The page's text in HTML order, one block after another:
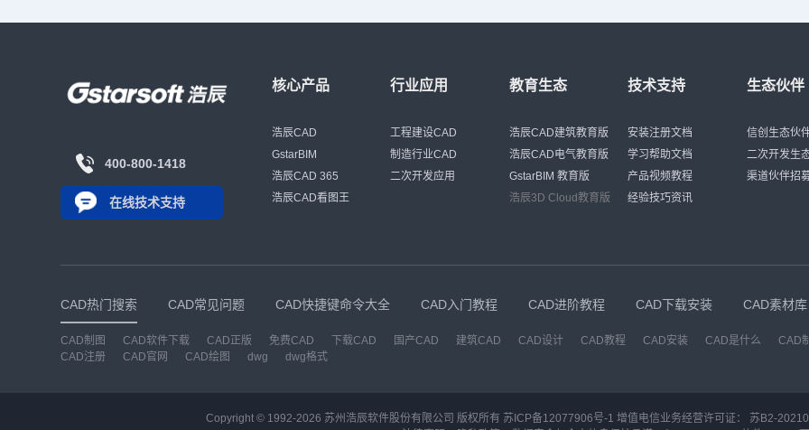
400-800-1418
在线技术支持
核心产品
浩辰CAD
GstarBIM
浩辰CAD 365
浩辰CAD看图王
行业应用
工程建设CAD
制造行业CAD
二次开发应用
教育生态
浩辰CAD建筑教育版
浩辰CAD电气教育版
GstarBIM 教育版
浩辰3D Cloud教育版
技术支持
安装注册文档
学习帮助文档
产品视频教程
经验技巧资讯
生态伙伴
信创生态伙
二次开发生
渠道伙伴招
CAD热门搜索 CAD常见问题 CAD快捷键命令大全 CAD入门教程 CAD进阶教程 CAD下载安装 CAD素材库
CAD制图 CAD软件下载 CAD正版 免费CAD 下载CAD 国产CAD 建筑CAD CAD设计 CAD教程 CAD安装 CAD是什么 CAD
CAD注册
CAD官网 CAD绘图 dwg dwg格式
Copyright © 1992-2026 苏州浩辰软件股份有限公司 版权所有 苏ICP备12077906号-1 增值电信业务经营许可证： 苏B2-